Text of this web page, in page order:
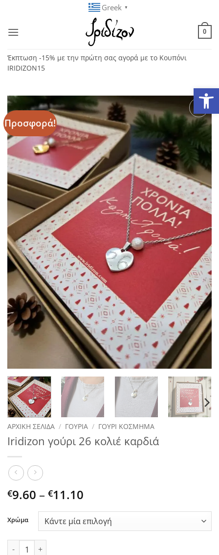
περιεχόμενο
Greek ▼
0
Έκπτωση -15% με την πρώτη σας αγορά με το Κουπόνι
IRIDIZON15
Προσφορά!
Add to
ΑΡΧΙΚΉ ΣΕΛΊΔΑ / ΓΟΎΡΙΑ / ΓΟΎΡΙ ΚΌΣΜΗΜΑ
Iridizon γούρι 26 κολιέ καρδιά
€9.60 – €11.10
€9.60
through
Χρώμα
Iridizon γούρι 26 κολιέ καρδιά ποσότητα